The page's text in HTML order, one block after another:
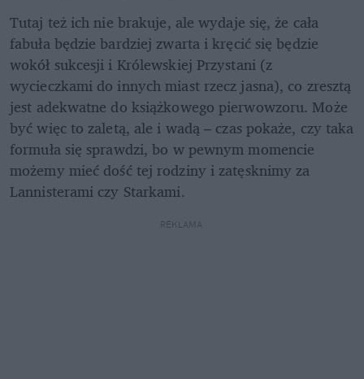
Tutaj też ich nie brakuje, ale wydaje się, że cała
fabuła będzie bardziej zwarta i kręcić się będzie
wokół sukcesji i Królewskiej Przystani (z
wycieczkami do innych miast rzecz jasna), co zresztą
jest adekwatne do książkowego pierwowzoru. Może
być więc to zaletą, ale i wadą – czas pokaże, czy taka
formuła się sprawdzi, bo w pewnym momencie
możemy mieć dość tej rodziny i zatęsknimy za
Lannisterami czy Starkami.
REKLAMA